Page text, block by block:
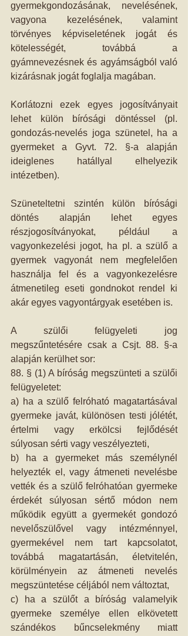
gyermekgondozásának, nevelésének,
vagyona kezelésének, valamint
törvényes képviseletének jogát és
kötelességét, továbbá a
gyámnevezésnek és agyámságból való
kizárásnak jogát foglalja magában.
Korlátozni ezek egyes jogosítványait
lehet külön bírósági döntéssel (pl.
gondozás-nevelés joga szünetel, ha a
gyermeket a Gyvt. 72. §-a alapján
ideiglenes hatállyal elhelyezik
intézetben).
Szüneteltetni szintén külön bírósági
döntés alapján lehet egyes
részjogosítványokat, például a
vagyonkezelési jogot, ha pl. a szülő a
gyermek vagyonát nem megfelelően
használja fel és a vagyonkezelésre
átmenetileg eseti gondnokot rendel ki
akár egyes vagyontárgyak esetében is.
A szülői felügyeleti jog
megszűntetésére csak a Csjt. 88. §-a
alapján kerülhet sor:
88. § (1) A bíróság megszünteti a szülői
felügyeletet:
a) ha a szülő felróható magatartásával
gyermeke javát, különösen testi jólétét,
értelmi vagy erkölcsi fejlődését
súlyosan sérti vagy veszélyezteti,
b) ha a gyermeket más személynél
helyezték el, vagy átmeneti nevelésbe
vették és a szülő felróhatóan gyermeke
érdekét súlyosan sértő módon nem
működik együtt a gyermekét gondozó
nevelőszülővel vagy intézménnyel,
gyermekével nem tart kapcsolatot,
továbbá magatartásán, életvitelén,
körülményein az átmeneti nevelés
megszüntetése céljából nem változtat,
c) ha a szülőt a bíróság valamelyik
gyermeke személye ellen elkövetett
szándékos bűncselekmény miatt